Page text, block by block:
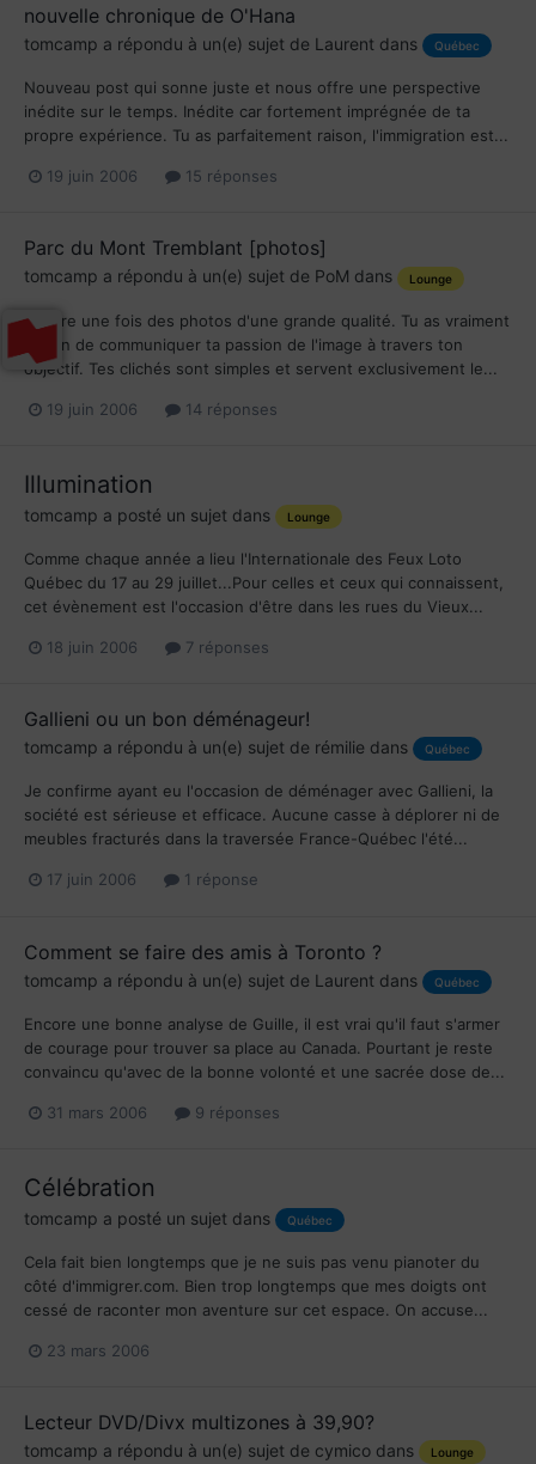
nouvelle chronique de O'Hana
tomcamp a répondu à un(e) sujet de Laurent dans Québec
Nouveau post qui sonne juste et nous offre une perspective
inédite sur le temps. Inédite car fortement imprégnée de ta
propre expérience. Tu as parfaitement raison, l'immigration est...
19 juin 2006 15 réponses
Parc du Mont Tremblant [photos]
tomcamp a répondu à un(e) sujet de PoM dans Lounge
Encore une fois des photos d'une grande qualité. Tu as vraiment
le don de communiquer ta passion de l'image à travers ton
objectif. Tes clichés sont simples et servent exclusivement le...
19 juin 2006 14 réponses
Illumination
tomcamp a posté un sujet dans Lounge
Comme chaque année a lieu l'Internationale des Feux Loto
Québec du 17 au 29 juillet...Pour celles et ceux qui connaissent,
cet évènement est l'occasion d'être dans les rues du Vieux...
18 juin 2006 7 réponses
Gallieni ou un bon déménageur!
tomcamp a répondu à un(e) sujet de rémilie dans Québec
Je confirme ayant eu l'occasion de déménager avec Gallieni, la
société est sérieuse et efficace. Aucune casse à déplorer ni de
meubles fracturés dans la traversée France-Québec l'été...
17 juin 2006 1 réponse
Comment se faire des amis à Toronto ?
tomcamp a répondu à un(e) sujet de Laurent dans Québec
Encore une bonne analyse de Guille, il est vrai qu'il faut s'armer
de courage pour trouver sa place au Canada. Pourtant je reste
convaincu qu'avec de la bonne volonté et une sacrée dose de...
31 mars 2006 9 réponses
Célébration
tomcamp a posté un sujet dans Québec
Cela fait bien longtemps que je ne suis pas venu pianoter du
côté d'immigrer.com. Bien trop longtemps que mes doigts ont
cessé de raconter mon aventure sur cet espace. On accuse...
23 mars 2006
Lecteur DVD/Divx multizones à 39,90?
tomcamp a répondu à un(e) sujet de cymico dans Lounge